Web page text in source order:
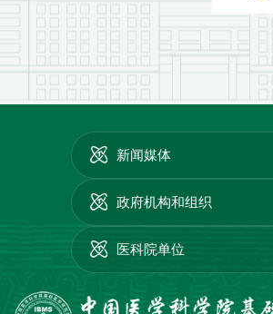
新闻媒体
政府机构和组织
医科院单位